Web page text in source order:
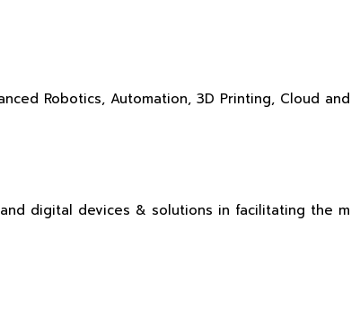
Robotics, Automation, 3D Printing, Cloud
digital devices & solutions in facilitating the